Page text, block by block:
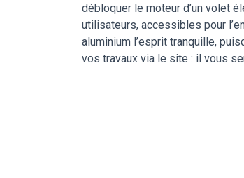
débloquer le moteur d’un volet
utilisateurs, accessibles pour
aluminium l’esprit tranquille,
vos travaux via le site : il vous